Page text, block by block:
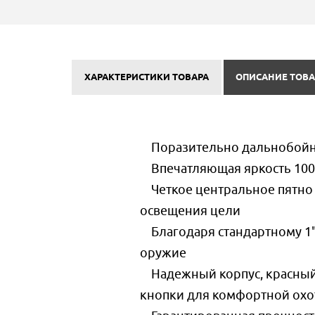
ХАРАКТЕРИСТИКИ ТОВАРА ОПИСАНИЕ
Поразительно
Впечатляющая яркость
Четкое центральное
освещения цели
Благодаря стандартному
оружие
Надежный корпус,
кнопки для комфортной